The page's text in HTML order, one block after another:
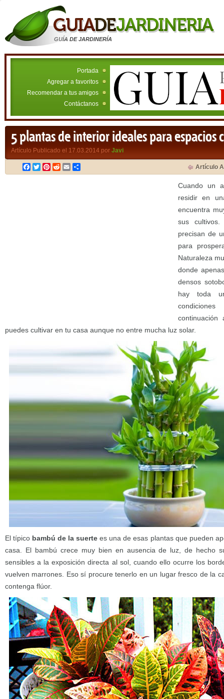
GUÍA DE JARDINERÍA
Portada
Agregar a favoritos
Recomendar a tus amigos
Contáctanos
5 plantas de interior ideales para espacios
Artículo Publicado el 17.03.2014 por Javi
Facebook
TwitterPinterest
RedditEmail Artículo
Cuando un
residir en
encuentra
sus
precisan de
para
Naturaleza
donde
densos
hay toda
continuación
puedes cultivar en tu casa aunque no entre mucha luz solar.
El típico bambú de la suerte es una de esas plantas que pueden
casa. El bambú crece muy bien en ausencia de luz, de hecho
sensibles a la exposición directa al sol, cuando ello ocurre los
vuelven marrones. Eso sí procure tenerlo en un lugar fresco de la
contenga flúor.